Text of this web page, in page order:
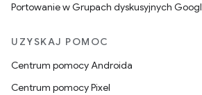
Portowanie w Grupach dyskusyjnych
UZYSKAJ POMOC
Centrum pomocy Androida
Centrum pomocy Pixel